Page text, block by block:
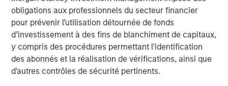
obligations aux professionnels du secteur financier
pour prévenir l’utilisation détournée de fonds
d’investissement à des fins de blanchiment de capitaux,
y compris des procédures permettant l'identification
des abonnés et la réalisation de vérifications, ainsi que
d'autres contrôles de sécurité pertinents.
Real Estate Midyear Outlook:
Constructive Amid Fluid Backdrop
The current macroenvironment remains resilient
despite elevated volatility and divergence across
markets. As inflation and energy prices keep